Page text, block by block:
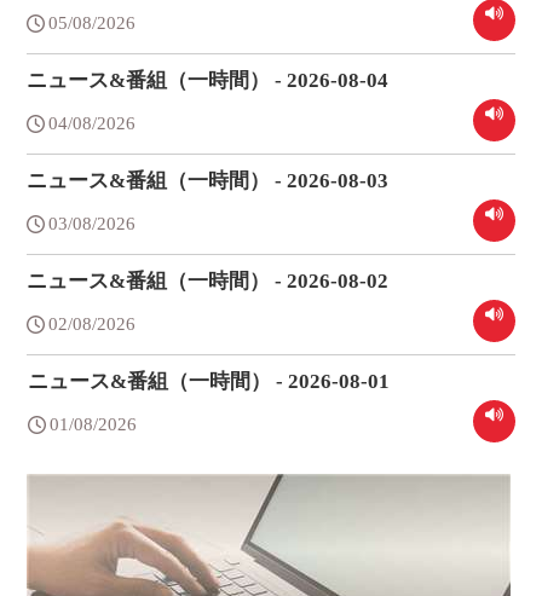
05/08/2026
ニュース&番組（一時間） - 2026-08-04
04/08/2026
ニュース&番組（一時間） - 2026-08-03
03/08/2026
ニュース&番組（一時間） - 2026-08-02
02/08/2026
ニュース&番組（一時間） - 2026-08-01
01/08/2026